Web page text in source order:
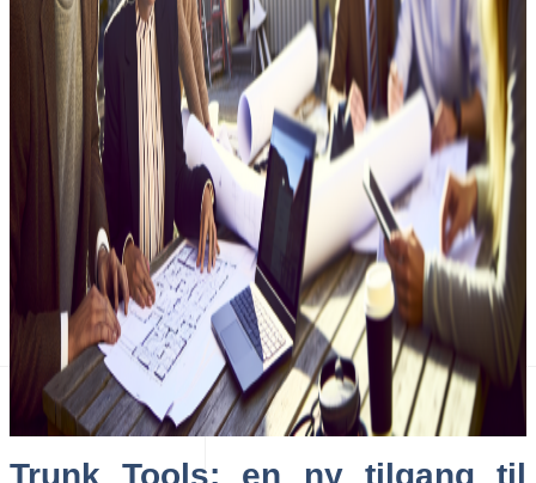
Trunk Tools: en ny tilgang til